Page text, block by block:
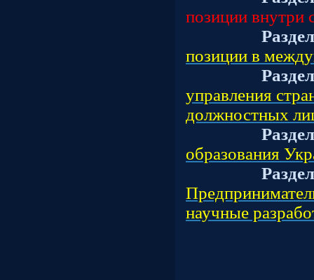
позиции внутри
Раздел
позиции в
Раздел
управления
должностных
Раздел
образования
Раздел
научные